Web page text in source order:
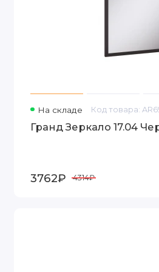
На складе Код товара:
Гранд Зеркало 17.04
3762₽ 4314₽